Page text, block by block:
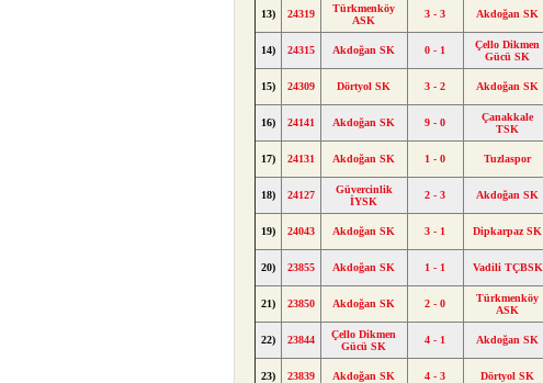
13) 24319
Türkmenköy
ASK
3 - 3 Akdoğan SK
14) 24315 Akdoğan SK 0 - 1
Çello Dikmen
Gücü SK
15) 24309 Dörtyol SK 3 - 2 Akdoğan SK
16) 24141 Akdoğan SK 9 - 0
Çanakkale
TSK
17) 24131 Akdoğan SK 1 - 0 Tuzlaspor
18) 24127
Güvercinlik
İYSK
2 - 3 Akdoğan SK
19) 24043 Akdoğan SK 3 - 1 Dipkarpaz SK
20) 23855 Akdoğan SK 1 - 1 Vadili TÇBSK
21) 23850 Akdoğan SK 2 - 0
Türkmenköy
ASK
22) 23844
Çello Dikmen
Gücü SK
4 - 1 Akdoğan SK
23) 23839 Akdoğan SK 4 - 3 Dörtyol SK